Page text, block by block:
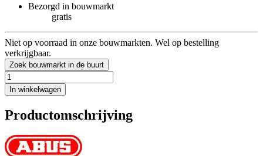
Bezorgd in bouwmarkt
gratis
Niet op voorraad in onze bouwmarkten. Wel op bestelling
verkrijgbaar.
Zoek bouwmarkt in de buurt
In winkelwagen
Productomschrijving